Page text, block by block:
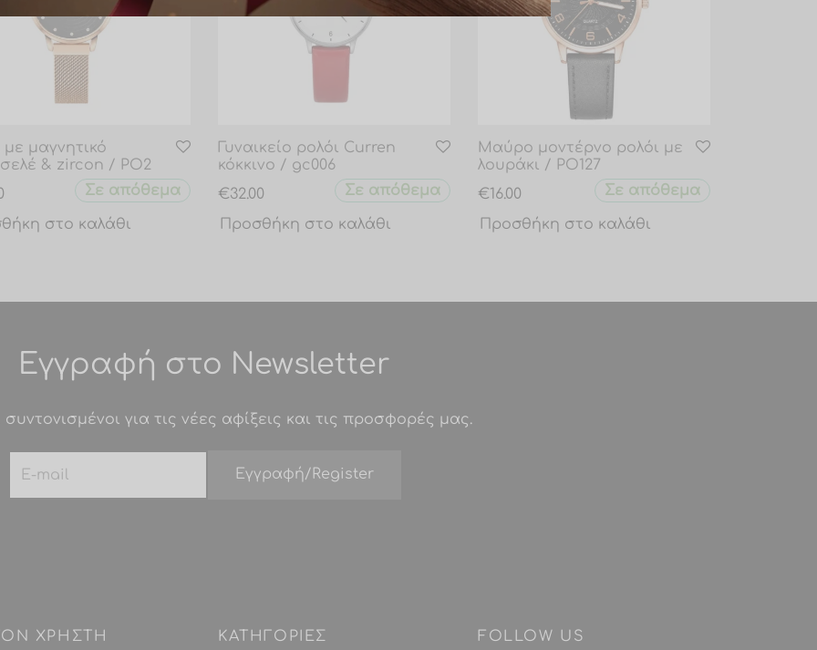
με μαγνητικό
& zircon / PO2
Σε απόθεμα
στο καλάθι
Γυναικείο ρολόι Curren
κόκκινο / gc006
€32.00 Σε απόθεμα
Προσθήκη στο καλάθι
Μαύρο μοντέρνο ρολόι με
λουράκι / PO127
€16.00 Σε απόθεμα
Προσθήκη στο καλάθι
Εγγραφή στο Newsletter
συντονισμένοι για τις νέες αφίξεις και τις προσφορές μας.
ΧΡΗΣΤΗ ΚΑΤΗΓΟΡΙΕΣ FOLLOW US